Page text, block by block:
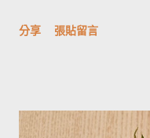
被附近的馬鈴薯泥吸收。
落擺放三個月。...
用材料容量重量換算表
3.9g --------- --------- 可可
分享 張貼留言